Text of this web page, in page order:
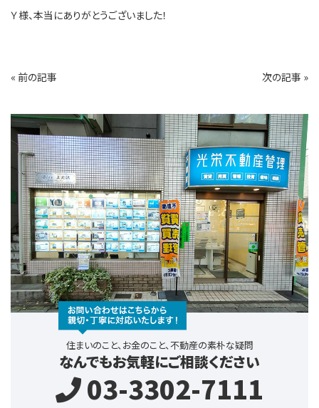
Ｙ様、本当にありがとうございました！
« 前の記事 次の記事 »
住まいのこと、お金のこと、不動産の素朴な疑問
なんでもお気軽にご相談ください
03-3302-7111